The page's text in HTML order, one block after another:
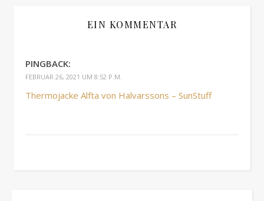
EIN KOMMENTAR
PINGBACK:
FEBRUAR 26, 2021 UM 8:52 P.M.
Thermojacke Alfta von Halvarssons – SunStuff